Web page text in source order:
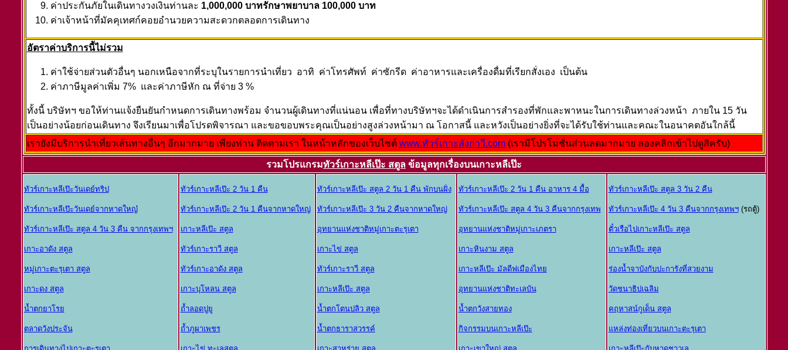
ค่าประกันภัยในเดินทางวงเงินท่านละ 1,000,000 บาทรักษาพยาบาล 100,000 บาท
ค่าเจ้าหน้าที่มัคคุเทศก์คอยอำนวยความสะดวกตลอดการเดินทาง
อัตราค่าบริการนี้ไม่รวม
ค่าใช้จ่ายส่วนตัวอื่นๆ นอกเหนือจากที่ระบุในรายการนำเที่ยว อาทิ ค่าโทรศัพท์ ค่าซักรีด ค่าอาหารและเครื่องดื่มที่เรียกสั่งเอง เป็นต้น
ค่าภาษีมูลค่าเพิ่ม 7% และค่าภาษีหัก ณ ที่จ่าย 3 %
ทั้งนี้ บริษัทฯ ขอให้ท่านแจ้งยืนยันกำหนดการเดินทางพร้อม จำนวนผู้เดินทางที่แน่นอน เพื่อที่ทางบริษัทฯจะได้ดำเนินการสำรองที่พักและพาหนะในการเดินทางล่วงหน้า ภายใน 15 วัน
เป็นอย่างน้อยก่อนเดินทาง จึงเรียนมาเพื่อโปรดพิจารณา และขอขอบพระคุณเป็นอย่างสูงล่วงหน้ามา ณ โอกาสนี้ และหวังเป็นอย่างยิ่งที่จะได้รับใช้ท่านและคณะในอนาคตอันใกล้นี้
เรายังมีบริการนำเที่ยวเส้นทางอื่นๆ อีกมากมาย เพียงท่าน ติดตามเรา ในหน้าหลักของเว็บไซต์ www.ทัวร์เกาะลังกาวี.com(เรามีโปรโมชั่นส่วนลดมากมาย ลองคลิกเข้าไปดูสิครับ)
รวมโปรแกรมทัวร์เกาะหลีเป๊ะ สตูล ข้อมูลทุกเรื่องบนเกาะหลีเป๊ะ
ทัวร์เกาะหลีเป๊ะวันเดย์ทริป
ทัวร์เกาะหลีเป๊ะวันเดย์จากหาดใหญ๋
ทัวร์เกาะหลีเป๊ะ สตูล 4 วัน 3 คืน จากกรุงเทพฯ
เกาะอาดัง สตูล
หมู่เกาะตะรุเตา สตูล
เกาะดง สตูล
น้ำตกยาโรย
ตลาดวังประจัน
ทัวร์เกาะหลีเป๊ะ 2 วัน 1 คืน
ทัวร์เกาะหลีเป๊ะ 2 วัน 1 คืนจากหาดใหญ่
เกาะหลีเป๊ะ สตูล
ทัวร์เกาะราวี สตูล
ทัวร์เกาะอาดัง สตูล
เกาะบุโหลน สตูล
ถ้ำลอดปูยู
ถ้ำภูผาเพชร
ทัวร์เกาะหลีเป๊ะ สตูล 2 วัน 1 คืน พักบนฝั่ง
ทัวร์เกาะหลีเป๊ะ 3 วัน 2 คืนจากหาดใหญ่
อุทยานแห่งชาติหมู่เกาะตะรุเตา
เกาะไข่ สตูล
ทัวร์เกาะราวี สตูล
เกาะหลีเป๊ะ สตูล
น้ำตกโตนปลิว สตูล
น้ำตกธาราสวรรค์
ทัวร์เกาะหลีเป๊ะ 2 วัน 1 คืน อาหาร 4 มื้อ
ทัวร์เกาะหลีเป๊ะ สตูล 4 วัน 3 คืนจากกรุงเทพ
อุทยานแห่งชาติหมู่เกาะเภตรา
เกาะหินงาม สตูล
เกาะหลีเป๊ะ มัลดีฟเมืองไทย
อุทยานแห่งชาติทะเลบัน
น้ำตกวังสายทอง
กิจกรรมบนเกาะหลีเป๊ะ
ทัวร์เกาะหลีเป๊ะ สตูล 3 วัน 2 คืน
ทัวร์เกาะหลีเป๊ะ 4 วัน 3 คืนจากกรุงเทพฯ(รถตู้)
ตั๋วเรือไปเกาะหลีเป๊ะ สตูล
เกาะหลีเป๊ะ สตูล
ร่องน้ำจาบังกับปะการังที่สวยงาม
วัดชนาธิปเฉลิม
คฤหาสน์กูเด็น สตูล
แหล่งท่องเที่ยวบนเกาะตะรุเตา